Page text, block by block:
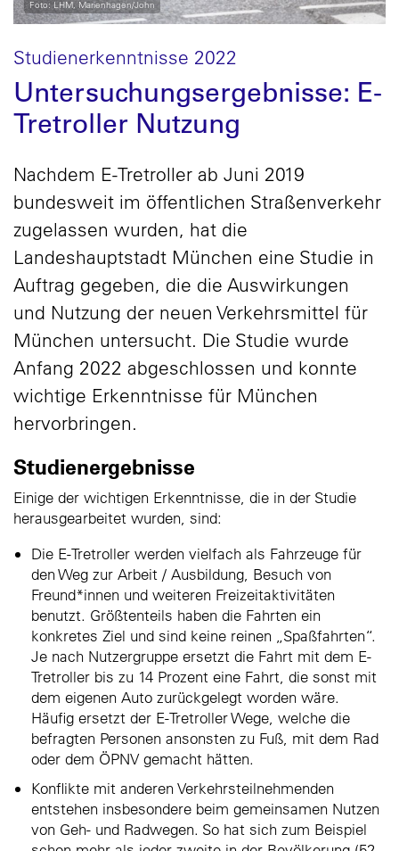
Studienerkenntnisse 2022
Untersuchungsergebnisse: E-
Tretroller Nutzung
Nachdem E-Tretroller ab Juni 2019
bundesweit im öffentlichen Straßenverkehr
zugelassen wurden, hat die
Landeshauptstadt München eine Studie in
Auftrag gegeben, die die Auswirkungen
und Nutzung der neuen Verkehrsmittel für
München untersucht. Die Studie wurde
Anfang 2022 abgeschlossen und konnte
wichtige Erkenntnisse für München
hervorbringen.
Foto: LHM, Marienhagen/John
Studienergebnisse
Einige der wichtigen Erkenntnisse, die in der Studie
herausgearbeitet wurden, sind:
Die E-Tretroller werden vielfach als Fahrzeuge für
den Weg zur Arbeit / Ausbildung, Besuch von
Freund*innen und weiteren Freizeitaktivitäten
benutzt. Größtenteils haben die Fahrten ein
konkretes Ziel und sind keine reinen „Spaßfahrten“.
Je nach Nutzergruppe ersetzt die Fahrt mit dem E-
Tretroller bis zu 14 Prozent eine Fahrt, die sonst mit
dem eigenen Auto zurückgelegt worden wäre.
Häufig ersetzt der E-Tretroller Wege, welche die
befragten Personen ansonsten zu Fuß, mit dem Rad
oder dem ÖPNV gemacht hätten.
Konflikte mit anderen Verkehrsteilnehmenden
entstehen insbesondere beim gemeinsamen Nutzen
von Geh- und Radwegen. So hat sich zum Beispiel